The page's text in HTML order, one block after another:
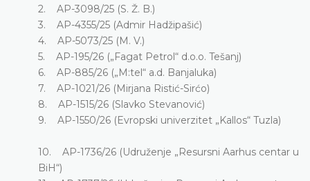
2. AP-3098/25 (S. Ž. B.)
3. AP-4355/25 (Admir Hadžipašić)
4. AP-5073/25 (M. V.)
5. AP-195/26 („Fagat Petrol“ d.o.o. Tešanj)
6. AP-885/26 („M:tel“ a.d. Banjaluka)
7. AP-1021/26 (Mirjana Ristić-Sirćo)
8. AP-1515/26 (Slavko Stevanović)
9. AP-1550/26 (Evropski univerzitet „Kallos“ Tuzla)
10. AP-1736/26 (Udruženje „Resursni Aarhus centar u
BiH“)